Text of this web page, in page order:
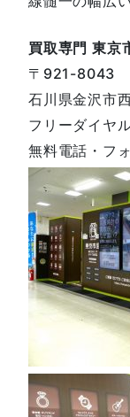
買取専門 東京
〒921-8043
石川県金沢市
フリーダイヤ
無料電話・フ